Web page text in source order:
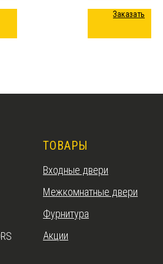
Заказать
ТОВАРЫ
Входные двери
Межкомнатные двери
Фурнитура
Акции